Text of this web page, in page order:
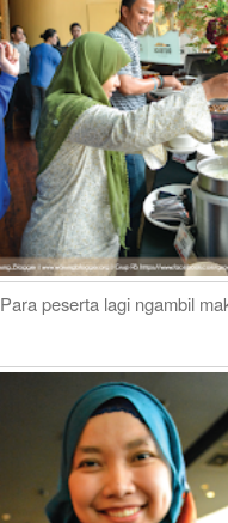
Para peserta lagi ngambil